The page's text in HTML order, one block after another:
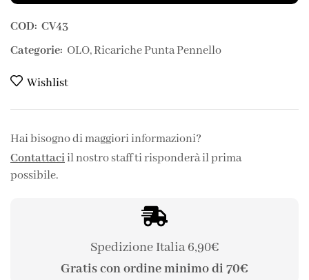
COD: CV43
Categorie: OLO,Ricariche Punta Pennello
Wishlist
Hai bisogno di maggiori informazioni?
Contattaciil nostro staff ti risponderà il prima
possibile.
Spedizione Italia 6,90€
Gratis con ordine minimo di 70€